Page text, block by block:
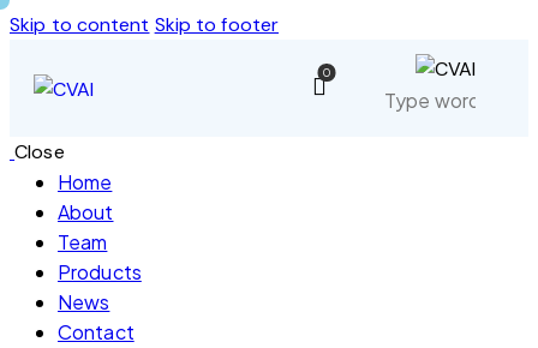
Skip to content Skip to footer
0
Close
Home
About
Team
Products
News
Contact